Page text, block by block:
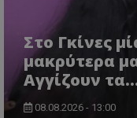
Στο Γκίνες
μακρύτερα
Αγγίζουν
08.08.2026 - 13:00